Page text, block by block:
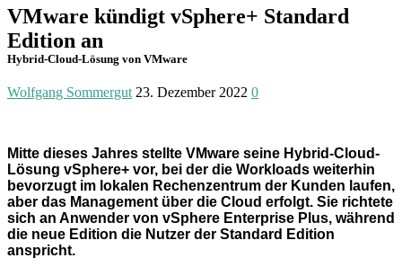
VMware kündigt vSphere+ Standard
Edition an
Hybrid-Cloud-Lösung von VMware
Wolfgang Sommergut 23. Dezember 2022 0
Mitte dieses Jahres stellte VMware seine Hybrid-Cloud-
Lösung vSphere+ vor, bei der die Workloads weiterhin
bevorzugt im lokalen Rechen­zentrum der Kunden laufen,
aber das Management über die Cloud erfolgt. Sie richtete
sich an Anwender von vSphere Enterprise Plus, während
die neue Edition die Nutzer der Standard Edition
anspricht.